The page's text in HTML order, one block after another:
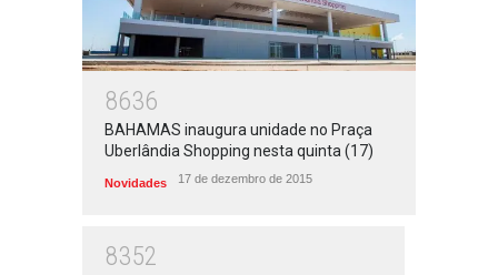
8636
BAHAMAS inaugura unidade no Praça
Uberlândia Shopping nesta quinta (17)
Novidades 17 de dezembro de 2015
8352